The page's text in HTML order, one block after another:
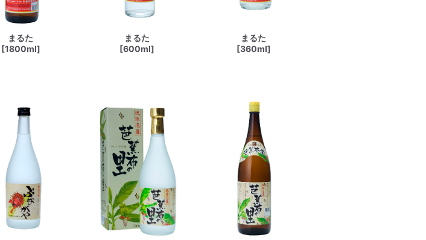
まるた
[1800ml]
まるた
[600ml]
まるた
[360ml]